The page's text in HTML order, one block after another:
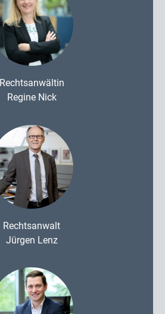
Rechtsanwältin
Regine Nick
Rechtsanwalt
Jürgen Lenz